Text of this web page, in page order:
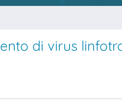
di virus